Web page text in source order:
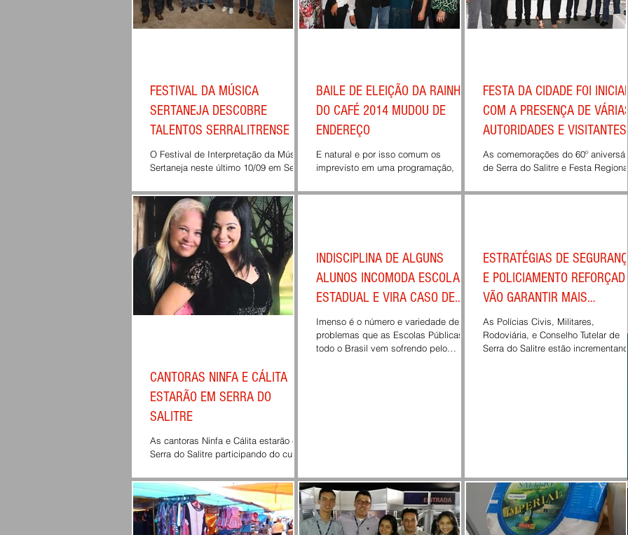
FESTIVAL DA MÚSICA
SERTANEJA DESCOBRE
TALENTOS SERRALITRENSE
O Festival de Interpretação da Música
Sertaneja neste último 10/09 em Serra
participação de um grande...
BAILE DE ELEIÇÃO DA RAINHA
DO CAFÉ 2014 MUDOU DE
ENDEREÇO
E natural e por isso comum os
imprevisto em uma programação,
extensão um pouco maior. Em Serra do
FESTA DA CIDADE FOI
COM A PRESENÇA DE
AUTORIDADES E VISITANTES
As comemorações do 60º
de Serra do Salitre e Festa
horas com a presença de...
CANTORAS NINFA E CÁLITA
ESTARÃO EM SERRA DO
SALITRE
As cantoras Ninfa e Cálita estarão em
Serra do Salitre participando do culto
no próximo dia 16/09...
INDISCIPLINA DE ALGUNS
ALUNOS INCOMODA ESCOLA
ESTADUAL E VIRA CASO DE
POLICIA
Imenso é o número e variedade de
problemas que as Escolas Públicas de
todo o Brasil vem sofrendo pelo
ESTRATÉGIAS DE
E POLICIAMENTO
VÃO GARANTIR MAIS
TRANQUILIDADE NO
ANIVERSARIO DA
As Polícias Civis, Militares,
Rodoviária, e Conselho Tutelar de
Serra do Salitre estão